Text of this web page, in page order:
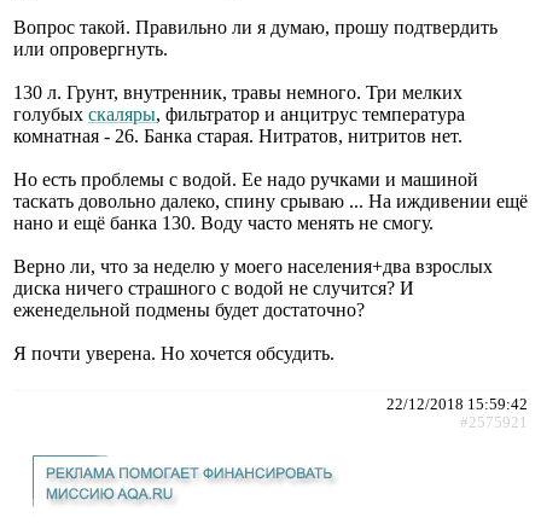
Вопрос такой. Правильно ли я думаю, прошу подтвердить
или опровергнуть.
130 л. Грунт, внутренник, травы немного. Три мелких
голубых скаляры, фильтратор и анцитрус температура
комнатная - 26. Банка старая. Нитратов, нитритов нет.
Но есть проблемы с водой. Ее надо ручками и машиной
таскать довольно далеко, спину срываю ... На иждивении ещё
нано и ещё банка 130. Воду часто менять не смогу.
Верно ли, что за неделю у моего населения+два взрослых
диска ничего страшного с водой не случится? И
еженедельной подмены будет достаточно?
Я почти уверена. Но хочется обсудить.
22/12/2018 15:59:42
#2575921